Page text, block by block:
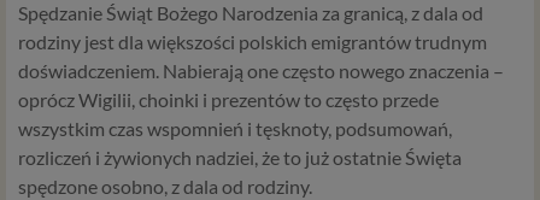
Spędzanie Świąt Bożego Narodzenia za granicą, z dala od
rodziny jest dla większości polskich emigrantów trudnym
doświadczeniem. Nabierają one często nowego znaczenia –
oprócz Wigilii, choinki i prezentów to często przede
wszystkim czas wspomnień i tęsknoty, podsumowań,
rozliczeń i żywionych nadziei, że to już ostatnie Święta
spędzone osobno, z dala od rodziny.
Podstawa i cel przetwarzania
Przetwarzanie danych osobowych wymaga podstawy
prawnej. RODO przewiduje kilka rodzajów takich
podstaw prawnych dla przetwarzania danych, a w
przypadkach korzystania z naszych usług wystąpią, co do
zasady trzy z nich: